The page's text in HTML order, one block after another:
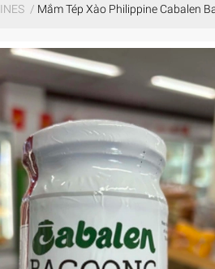
Indo - ThaiLan
/ Mắm Tép Xào Philippine Cabalen